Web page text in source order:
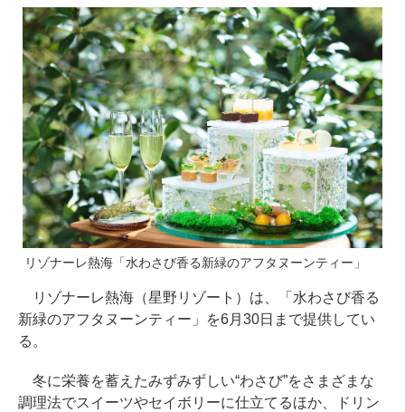
リゾナーレ熱海「水わさび香る新緑のアフタヌーンティー」
リゾナーレ熱海（星野リゾート）は、「水わさび香る
新緑のアフタヌーンティー」を6月30日まで提供してい
る。
冬に栄養を蓄えたみずみずしい“わさび”をさまざまな
調理法でスイーツやセイボリーに仕立てるほか、ドリン